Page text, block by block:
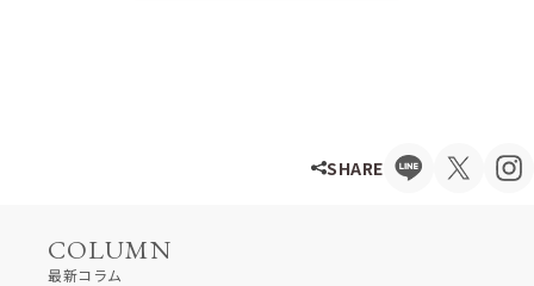
SHARE
COLUMN
最新コラム